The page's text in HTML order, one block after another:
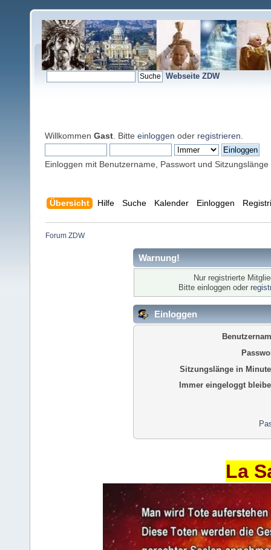
Webseite ZDW
Willkommen Gast . Bitte einloggen oder registrieren
Einloggen mit Benutzername, Passwort und Sitzungslänge
Übersicht Hilfe Suche Kalender Einloggen
Forum ZDW
Warnung!
Nur registrierte
Bitte einloggen oder
Einloggen
Sitzungslänge in
Immer eingeloggt
La